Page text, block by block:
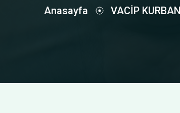
Anasayfa VACİP